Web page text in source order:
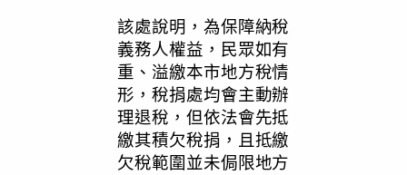
該處說明，為保障納稅
義務人權益，民眾如有
重、溢繳本市地方稅情
形，稅捐處均會主動辦
理退稅，但依法會先抵
繳其積欠稅捐，且抵繳
欠稅範圍並未侷限地方